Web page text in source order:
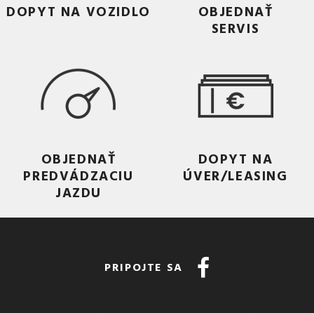
DOPYT NA VOZIDLO
OBJEDNAŤ
SERVIS
OBJEDNAŤ
PREDVÁDZACIU
JAZDU
DOPYT NA
ÚVER/LEASING
PRIPOJTE SA